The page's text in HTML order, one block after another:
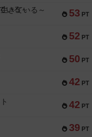
53 PT
きている～
52 PT
50 PT
42 PT
42 PT
39 PT